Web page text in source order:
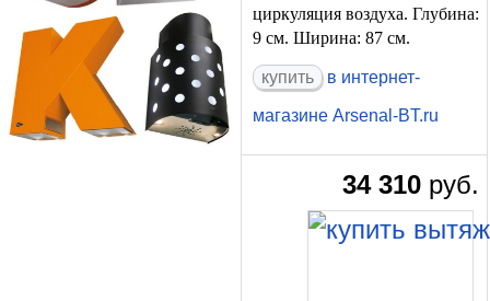
циркуляция воздуха. Глубина:
9 см. Ширина: 87 см.
в интернет-
магазине Arsenal-BT.ru
34 310 руб.